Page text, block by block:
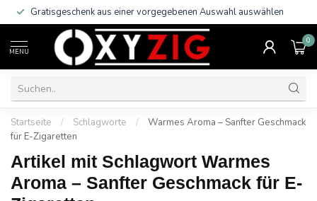
Gratisgeschenk aus einer vorgegebenen Auswahl auswählen
MENU
0
Startseite / Schlagworte /
Warmes Aroma – Sanfter Geschmack
für E-Zigaretten
Artikel mit Schlagwort Warmes
Aroma – Sanfter Geschmack für E-